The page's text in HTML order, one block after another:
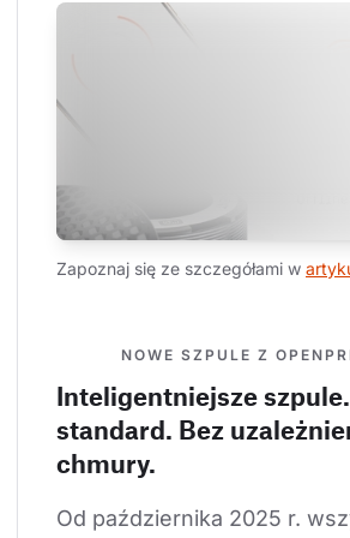
Zapoznaj się ze szczegółami w
NOWE SZPULE Z
Inteligentniejsze
standard. Bez
chmury.
Od października 2025 r.